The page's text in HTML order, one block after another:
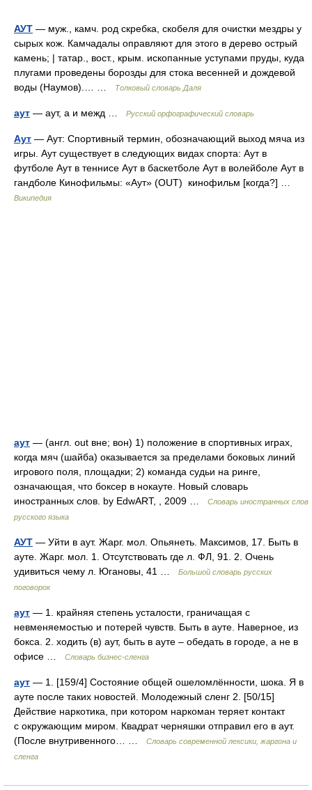
АУТ — муж., камч. род скребка, скобеля для очистки мездры у
сырых кож. Камчадалы оправляют для этого в дерево острый
камень; | татар., вост., крым. ископанные уступами пруды, куда
плугами проведены борозды для стока весенней и дождевой
воды (Наумов).… …
Толковый словарь Даля
аут — аут, а и межд … Русский орфографический словарь
Аут — Аут: Cпортивный термин, обозначающий выход мяча из
игры. Аут существует в следующих видах спорта: Аут в
футболе Аут в теннисе Аут в баскетболе Аут в волейболе Аут в
гандболе Кинофильмы: «Аут» (OUT) кинофильм [когда?] …
Википедия
аут — (англ. out вне; вон) 1) положение в спортивных играх,
когда мяч (шайба) оказывается за пределами боковых линий
игрового поля, площадки; 2) команда судьи на ринге,
означающая, что боксер в нокауте. Новый словарь
иностранных слов. by EdwART, , 2009 …
Словарь иностранных слов
русского языка
АУТ — Уйти в аут. Жарг. мол. Опьянеть. Максимов, 17. Быть в
ауте. Жарг. мол. 1. Отсутствовать где л. ФЛ, 91. 2. Очень
удивиться чему л. Югановы, 41 …
Большой словарь русских
поговорок
аут — 1. крайняя степень усталости, граничащая с
невменяемостью и потерей чувств. Быть в ауте. Наверное, из
бокса. 2. ходить (в) аут, быть в ауте – обедать в городе, а не в
офисе …
Словарь бизнес-сленга
аут — 1. [159/4] Состояние общей ошеломлённости, шока. Я в
ауте после таких новостей. Молодежный сленг 2. [50/15]
Действие наркотика, при котором наркоман теряет контакт
с окружающим миром. Квадрат черняшки отправил его в аут.
(После внутривенного… …
Cловарь современной лексики, жаргона и
сленга